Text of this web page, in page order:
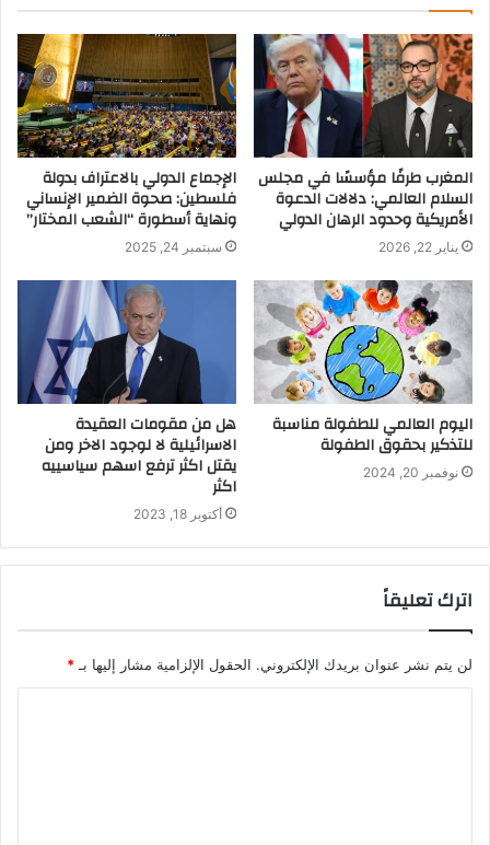
المغرب طرفًا مؤسسًا في مجلس
السلام العالمي: دلالات الدعوة
الأمريكية وحدود الرهان الدولي
يناير 22, 2026
الإجماع الدولي بالاعتراف بدولة
فلسطين: صحوة الضمير الإنساني
ونهاية أسطورة “الشعب المختار”
سبتمبر 24, 2025
اليوم العالمي للطفولة مناسبة
للتذكير بحقوق الطفولة
نوفمبر 20, 2024
هل من مقومات العقيدة
الاسرائيلية لا لوجود الاخر ومن
يقتل اكثر ترفع اسهم سياسييه
اكثر
أكتوبر 18, 2023
اترك تعليقاً
لن يتم نشر عنوان بريدك الإلكتروني. الحقول الإلزامية مشار إليها بـ *